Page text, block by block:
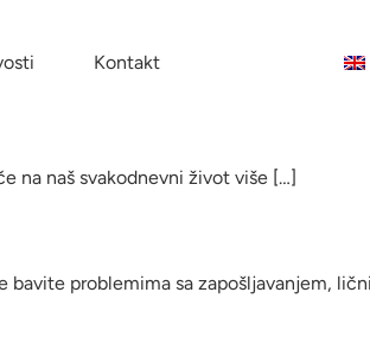
Kontakt
na naš svakodnevni život više […]
bavite problemima sa zapošljavanjem,